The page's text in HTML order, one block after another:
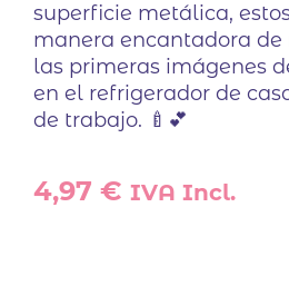
superficie metálica,
manera encantadora
las primeras imágenes
en el refrigerador de
de trabajo. 🍼💕
4,97 € IVA Incl.